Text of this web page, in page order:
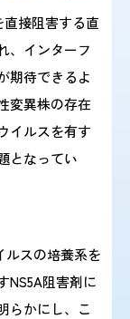
接阻害する直
、インターフ
期待できるよ
変異株の存在
イルスを有す
となってい
ルスの培養系を
NS5A阻害剤に
らかにし、こ